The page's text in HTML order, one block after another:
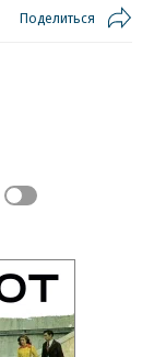
Поделиться